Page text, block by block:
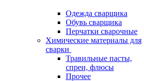
Одежда сварщика
Обувь сварщика
Перчатки сварочные
Химические материалы для
сварки
Травильные пасты,
спреи, флюсы
Прочее